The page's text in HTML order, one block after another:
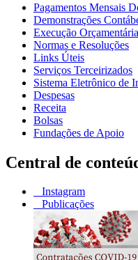
Pagamentos Mensais
Demonstrações
Execução
Normas e Resoluções
Links Úteis
Serviços Terceirizados
Sistema Eletrônico de
Despesas
Receita
Bolsas
Fundações de Apoio
Central de
Instagram
Publicações